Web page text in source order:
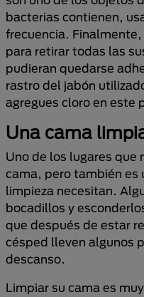
bacterias contienen,
frecuencia.
para retirar todas las
pudieran quedarse
rastro del jabón
agregues cloro en este
Una cama
Uno de los lugares que
cama, pero también es
limpieza necesitan.
bocadillos y
que después de estar
césped lleven algunos
descanso.
Limpiar su cama es